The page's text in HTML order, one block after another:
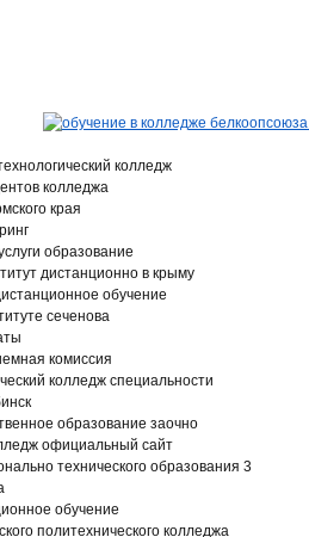
колледж
колледжа
края
образование
дистанционно в крыму
обучение
сеченова
комиссия
колледж специальности
образование заочно
официальный сайт
технического образования 3
обучение
политехнического колледжа